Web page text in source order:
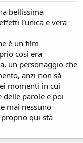
bellissima
l'unica e vera
è un film
così era
un personaggio che
anzi non sà
momenti in cui
delle parole e poi
mai nessuno
proprio qui stà